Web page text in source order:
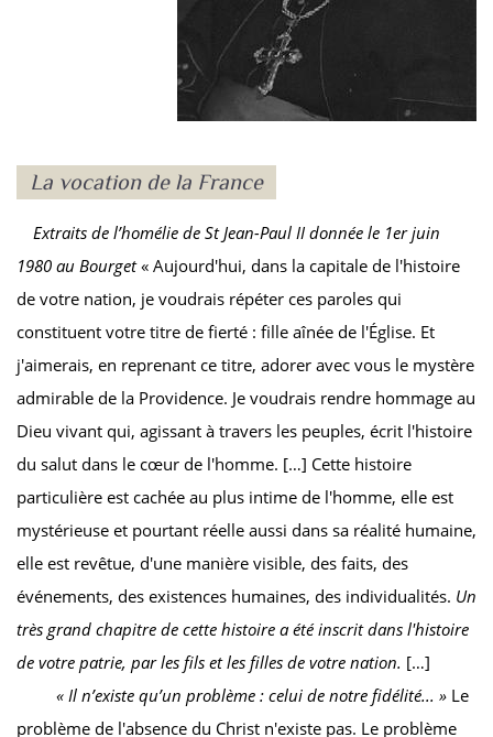
La vocation de la France
Extraits de l’homélie de StJean-Paul II donnée le 1erjuin
1980 au Bourget« Aujourd'hui, dans la capitale de l'histoire
de votre nation, je voudrais répéter ces paroles qui
constituent votre titre de fierté : fille aînée de l'Église. Et
j'aimerais, en reprenant ce titre, adorer avec vous le mystère
admirable de la Providence. Je voudrais rendre hommage au
Dieu vivant qui, agissant à travers les peuples, écrit l'histoire
du salut dans le cœur de l'homme. […] Cette histoire
particulière est cachée au plus intime de l'homme, elle est
mystérieuse et pourtant réelle aussi dans sa réalité humaine,
elle est revêtue, d'une manière visible, des faits, des
événements, des existences humaines, des individualités. Un
très grand chapitre de cette histoire a été inscrit dans l'histoire
de votre patrie, par les fils et les filles de votre nation. […]
« Il n’existe qu’un problème : celui de notre fidélité... » Le
problème de l'absence du Christ n'existe pas. Le problème